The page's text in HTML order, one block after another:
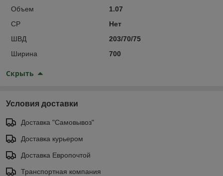
Объем
1.07
СР
Нет
ШВД
203/70/75
Ширина
700
Скрыть
Условия доставки
Доставка "Самовывоз"
Доставка курьером
Доставка Европочтой
Транспортная компания